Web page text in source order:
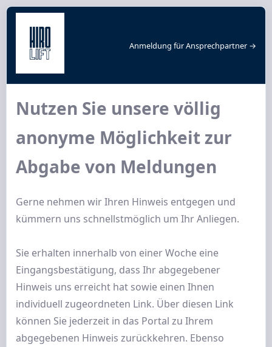
Anmeldung für Ansprechpartner →
Nutzen Sie unsere völlig
anonyme Möglichkeit zur
Abgabe von Meldungen
Gerne nehmen wir Ihren Hinweis entgegen und
kümmern uns schnellstmöglich um Ihr Anliegen.
Sie erhalten innerhalb von einer Woche eine
Eingangsbestätigung, dass Ihr abgegebener
Hinweis uns erreicht hat sowie einen Ihnen
individuell zugeordneten Link. Über diesen Link
können Sie jederzeit in das Portal zu Ihrem
abgegebenen Hinweis zurückkehren. Ebenso